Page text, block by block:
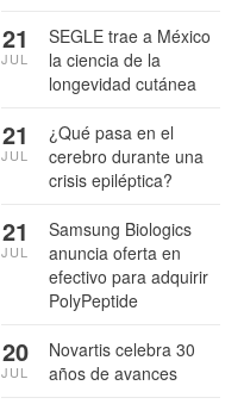
SEGLE trae a México
la ciencia de la
longevidad cutánea
21
JUL
¿Qué pasa en el
cerebro durante una
crisis epiléptica?
21
JUL
Samsung Biologics
anuncia oferta en
efectivo para adquirir
PolyPeptide
21
JUL
Novartis celebra 30
años de avances
20
JUL